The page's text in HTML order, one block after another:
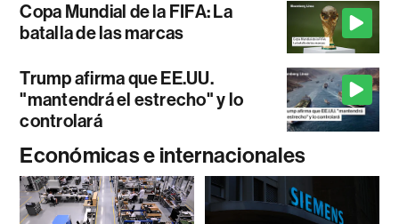
Copa Mundial de la FIFA: La
batalla de las marcas
Trump afirma que EE.UU.
"mantendrá el estrecho" y lo
controlará
Económicas e internacionales